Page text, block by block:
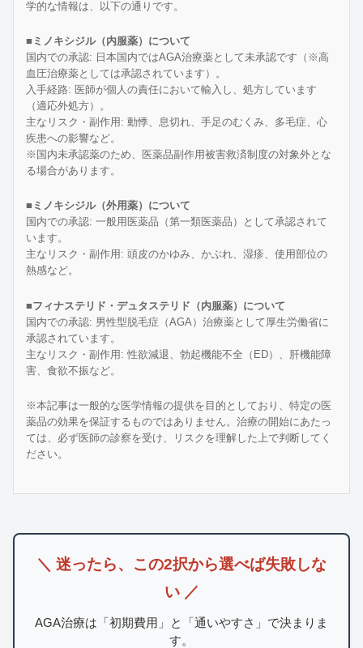
学的な情報は、以下の通りです。
■ミノキシジル（内服薬）について
国内での承認: 日本国内ではAGA治療薬として未承認です（※高
血圧治療薬としては承認されています）。
入手経路: 医師が個人の責任において輸入し、処方しています
（適応外処方）。
主なリスク・副作用: 動悸、息切れ、手足のむくみ、多毛症、心
疾患への影響など。
※国内未承認薬のため、医薬品副作用被害救済制度の対象外とな
る場合があります。
■ミノキシジル（外用薬）について
国内での承認: 一般用医薬品（第一類医薬品）として承認されて
います。
主なリスク・副作用: 頭皮のかゆみ、かぶれ、湿疹、使用部位の
熱感など。
■フィナステリド・デュタステリド（内服薬）について
国内での承認: 男性型脱毛症（AGA）治療薬として厚生労働省に
承認されています。
主なリスク・副作用: 性欲減退、勃起機能不全（ED）、肝機能障
害、食欲不振など。
※本記事は一般的な医学情報の提供を目的としており、特定の医
薬品の効果を保証するものではありません。治療の開始にあたっ
ては、必ず医師の診察を受け、リスクを理解した上で判断してく
ださい。
＼ 迷ったら、この2択から選べば失敗しな
い ／
AGA治療は「初期費用」と「通いやすさ」で決まりま
す。